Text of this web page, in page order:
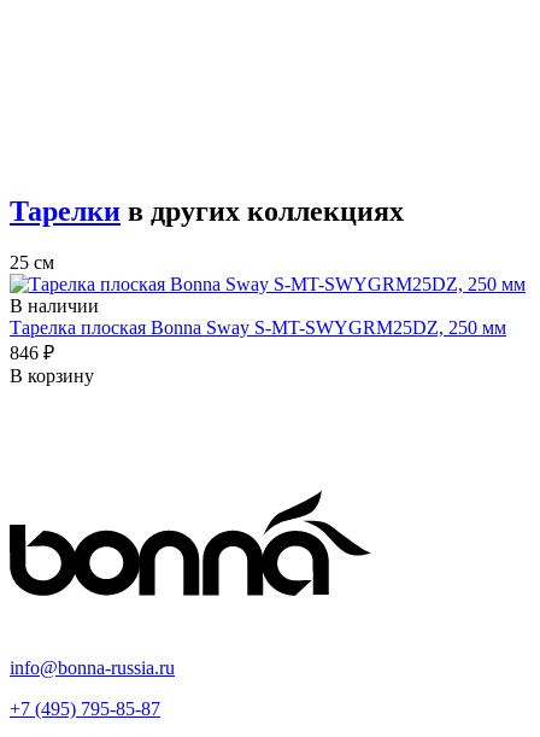
Тарелки в других коллекциях
25 см
В наличии
Тарелка плоская Bonna Sway S-MT-SWYGRM25DZ, 250 мм
846 ₽
В корзину
info@bonna-russia.ru
+7 (495) 795-85-87